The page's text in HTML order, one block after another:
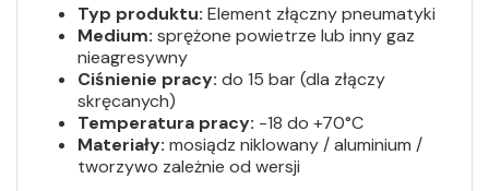
Typ produktu: Element złączny pneumatyki
Medium: sprężone powietrze lub inny gaz
nieagresywny
Ciśnienie pracy: do 15 bar (dla złączy
skręcanych)
Temperatura pracy: -18 do +70°C
Materiały: mosiądz niklowany / aluminium /
tworzywo zależnie od wersji